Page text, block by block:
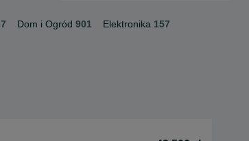
7 Dom i Ogród 901 Elektronika 157